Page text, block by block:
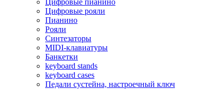
Цифровые пианино
Цифровые рояли
Пианино
Рояли
Синтезаторы
MIDI-клавиатуры
Банкетки
keyboard stands
keyboard cases
Педали сустейна, настроечный ключ